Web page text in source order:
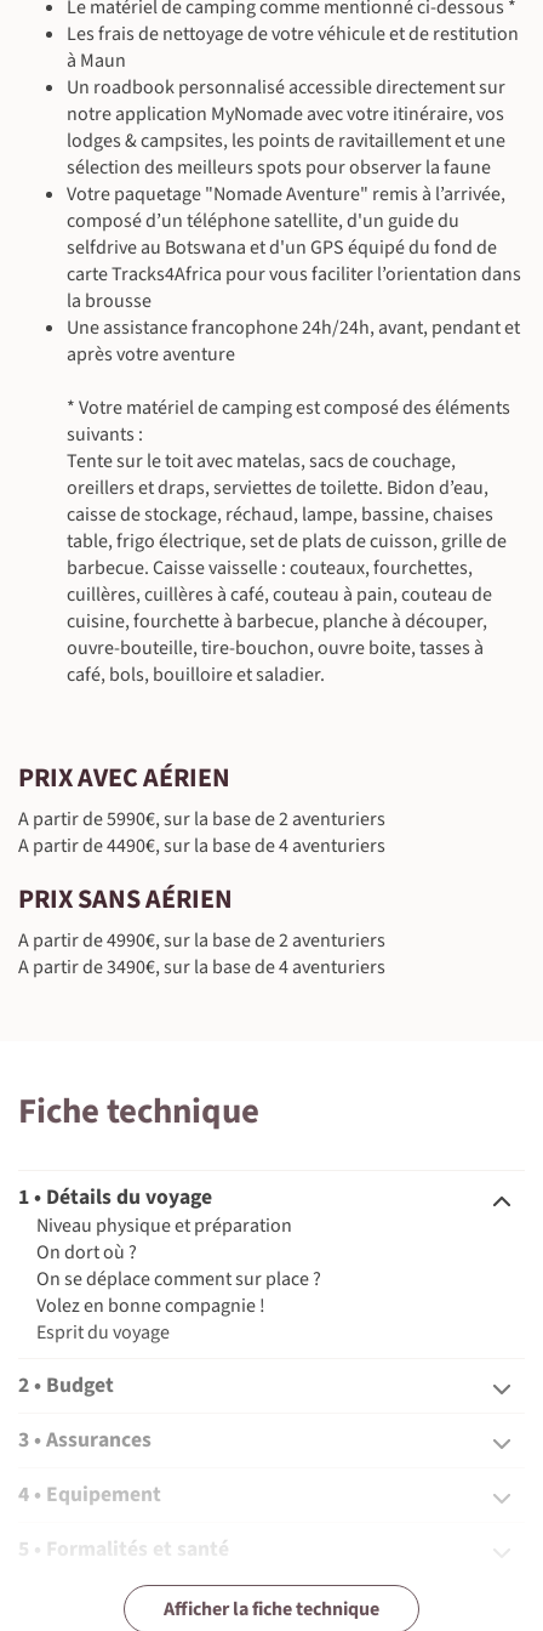
©
©
©
Le matériel de camping comme mentionné ci-dessous *
Les frais de nettoyage de votre véhicule et de restitution
à Maun
Un roadbook personnalisé accessible directement sur
notre application MyNomade avec votre itinéraire, vos
lodges & campsites, les points de ravitaillement et une
sélection des meilleurs spots pour observer la faune
Votre paquetage "Nomade Aventure" remis à l’arrivée,
composé d’un téléphone satellite, d'un guide du
selfdrive au Botswana et d'un GPS équipé du fond de
carte Tracks4Africa pour vous faciliter l’orientation dans
la brousse
Une assistance francophone 24h/24h, avant, pendant et
après votre aventure
* Votre matériel de camping est composé des éléments
suivants :
Tente sur le toit avec matelas, sacs de couchage,
oreillers et draps, serviettes de toilette. Bidon d’eau,
caisse de stockage, réchaud, lampe, bassine, chaises
table, frigo électrique, set de plats de cuisson, grille de
barbecue. Caisse vaisselle : couteaux, fourchettes,
cuillères, cuillères à café, couteau à pain, couteau de
cuisine, fourchette à barbecue, planche à découper,
ouvre-bouteille, tire-bouchon, ouvre boite, tasses à
café, bols, bouilloire et saladier.
PRIX AVEC AÉRIEN
A partir de 5990€, sur la base de 2 aventuriers
A partir de 4490€, sur la base de 4 aventuriers
PRIX SANS AÉRIEN
A partir de 4990€, sur la base de 2 aventuriers
A partir de 3490€, sur la base de 4 aventuriers
Fiche technique
1 • Détails du voyage
Niveau physique et préparation
On dort où ?
On se déplace comment sur place ?
Volez en bonne compagnie !
Esprit du voyage
2 • Budget
3 • Assurances
4 • Equipement
5 • Formalités et santé
Afficher la fiche technique